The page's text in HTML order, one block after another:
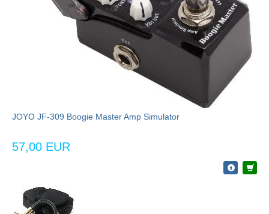
JOYO JF-309 Boogie Master Amp Simulator
57,00 EUR